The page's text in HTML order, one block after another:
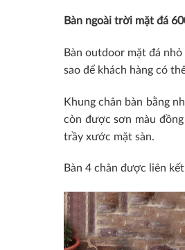
Bàn ngoài trời mặt đá
Bàn outdoor mặt đá
sao để khách hàng có
Khung chân bàn bằng
còn được sơn màu
trầy xước mặt sàn.
Bàn 4 chân được liên